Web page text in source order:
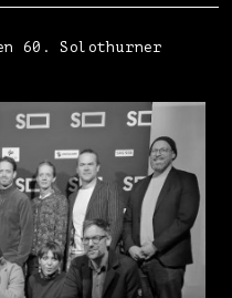
den 60. Solothurner